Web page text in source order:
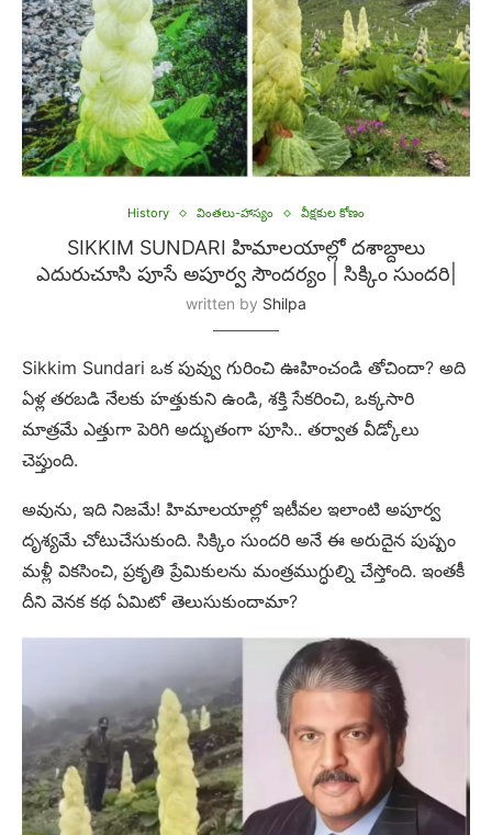
History వింతలు-హాస్యం వీక్షకుల కోణం
SIKKIM SUNDARI హిమాలయాల్లో దశాబ్దాలు
ఎదురుచూసి పూసే అపూర్వ సౌందర్యం | సిక్కిం సుందరి|
written by Shilpa
Sikkim Sundari ఒక పువ్వు గురించి ఊహించండి తోచిందా? అది
ఏళ్ల తరబడి నేలకు హత్తుకుని ఉండి, శక్తి సేకరించి, ఒక్కసారి
మాత్రమే ఎత్తుగా పెరిగి అద్భుతంగా పూసి.. తర్వాత వీడ్కోలు
చెప్తుంది.
అవును, ఇది నిజమే! హిమాలయాల్లో ఇటీవల ఇలాంటి అపూర్వ
దృశ్యమే చోటుచేసుకుంది. సిక్కిం సుందరి అనే ఈ అరుదైన పుష్పం
మళ్లీ వికసించి, ప్రకృతి ప్రేమికులను మంత్రముగ్ధుల్ని చేస్తోంది. ఇంతకీ
దీని వెనక కథ ఏమిటో తెలుసుకుందామా?